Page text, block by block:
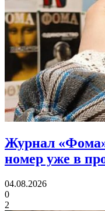
Журнал «Фома»
номер уже в
04.08.2026
0
2